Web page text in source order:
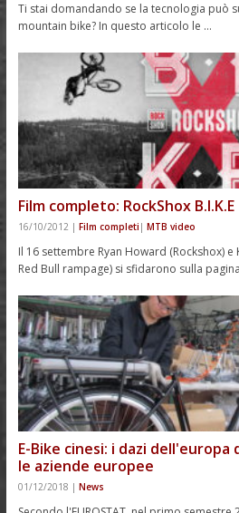
Ti stai domandando se la tecnologia può
mountain bike? In questo articolo le …
Film completo: RockShox B.I.K.E
16/10/2012 | Film completi | MTB video
Il 16 settembre Ryan Howard (Rockshox)
Red Bull rampage) si sfidarono sulla
E-Bike cinesi: i dazi dell'europa
le aziende europee
01/12/2018 | News